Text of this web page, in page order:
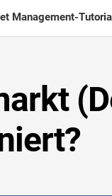
Management-